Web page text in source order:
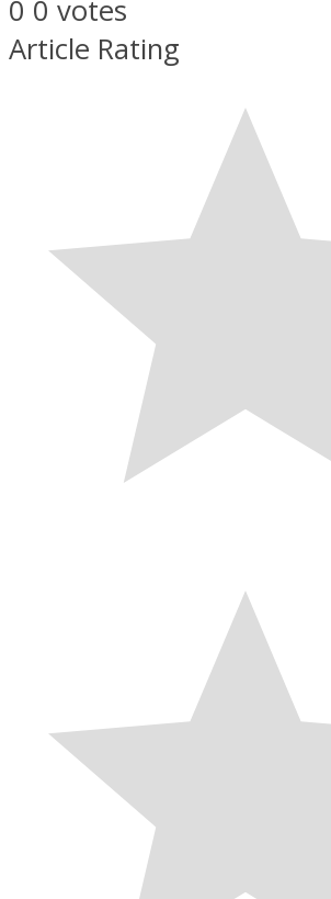
0 0 votes
Article Rating